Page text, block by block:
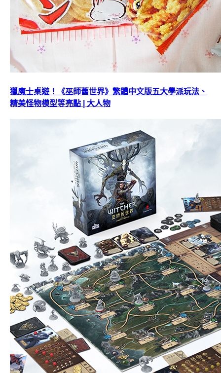
獵魔士桌遊！《巫師舊世界》繁體中文版五大學派玩法、
精美怪物模型等亮點 | 大人物